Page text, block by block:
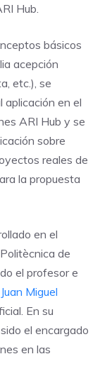
Hub.
básicos
acepción
etc.), se
en el
ARI Hub y se
sobre
reales de
la propuesta
en el
de
el profesor e
Juan Miguel
En su
el encargado
en las